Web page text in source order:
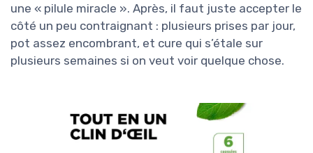
une « pilule miracle ». Après, il faut juste accepter le
côté un peu contraignant : plusieurs prises par jour,
pot assez encombrant, et cure qui s’étale sur
plusieurs semaines si on veut voir quelque chose.